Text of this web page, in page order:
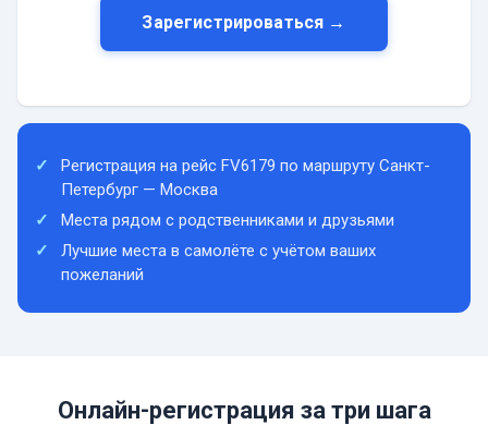
Зарегистрироваться →
Регистрация на рейс FV6179 по маршруту Санкт-
Петербург — Москва
Места рядом с родственниками и друзьями
Лучшие места в самолёте с учётом ваших
пожеланий
Онлайн-регистрация за три шага